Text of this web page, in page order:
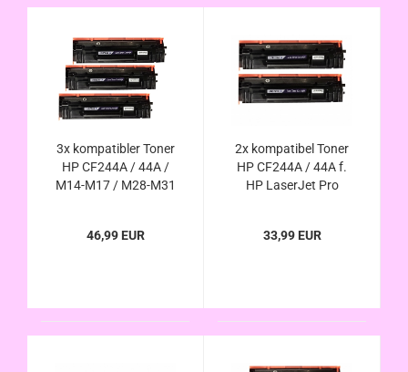
3x kompatibler Toner
HP CF244A / 44A /
M14-M17 / M28-M31
46,99 EUR
2x kompatibel Toner
HP CF244A / 44A f.
HP LaserJet Pro
33,99 EUR